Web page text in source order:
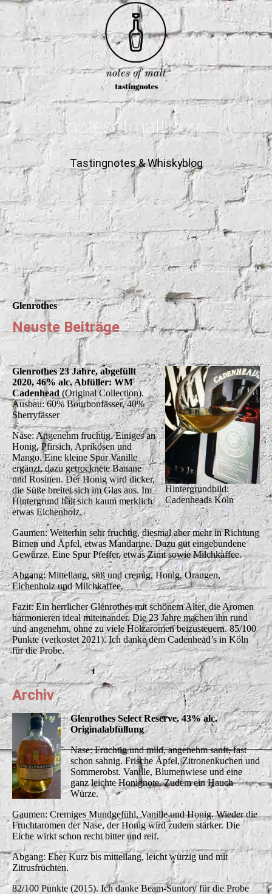
notesofmalt.com
Tastingnotes & Whiskyblog
Glenrothes
Neuste Beiträge
Hintergrundbild:
Cadenheads Köln
Glenrothes 23 Jahre, abgefüllt
2020, 46% alc. Abfüller: WM
Cadenhead (Original Collection).
Ausbau: 60% Bourbonfässer, 40%
Sherryfässer
Nase: Angenehm fruchtig. Einiges an
Honig, Pfirsich, Aprikosen und
Mango. Eine kleine Spur Vanille
ergänzt, dazu getrocknete Banane
und Rosinen. Der Honig wird dicker,
die Süße breitet sich im Glas aus. Im
Hintergrund hält sich kaum merklich
etwas Eichenholz.
Gaumen: Weiterhin sehr fruchtig, diesmal aber mehr in Richtung
Birnen und Äpfel, etwas Mandarine. Dazu gut eingebundene
Gewürze. Eine Spur Pfeffer, etwas Zimt sowie Milchkaffee.
Abgang: Mittellang, süß und cremig, Honig, Orangen,
Eichenholz und Milchkaffee.
Fazit: Ein herrlicher Glenrothes mit schönem Alter, die Aromen
harmonieren ideal miteinander. Die 23 Jahre machen ihn rund
und angenehm, ohne zu viele Holzaromen beizusteuern. 85/100
Punkte (verkostet 2021). Ich danke dem Cadenhead’s in Köln
für die Probe.
Archiv
Glenrothes Select Reserve, 43% alc.
Originalabfüllung
Nase: Fruchtig und mild, angenehm sanft, fast
schon sahnig. Frische Äpfel, Zitronenkuchen und
Sommerobst. Vanille, Blumenwiese und eine
ganz leichte Honignote. Zudem ein Hauch
Würze.
Gaumen: Cremiges Mundgefühl, Vanille und Honig. Wieder die
Fruchtaromen der Nase, der Honig wird zudem stärker. Die
Eiche wirkt schon recht bitter und reif.
Abgang: Eher Kurz bis mittellang, leicht würzig und mit
Zitrusfrüchten.
82/100 Punkte (2015). Ich danke Beam-Suntory für die Probe